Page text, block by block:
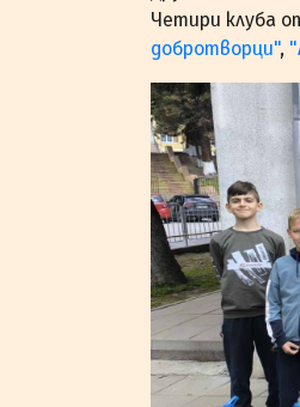
Четири клуба
добротворци",